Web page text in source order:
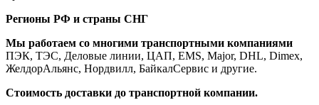
Регионы РФ и страны СНГ
Мы работаем со многими транспортными компаниями
ПЭК, ТЭС, Деловые линии, ЦАП, EMS, Major, DHL, Dimex,
ЖелдорАльянс, Нордвилл, БайкалСервис и другие.
Стоимость доставки до транспортной компании.